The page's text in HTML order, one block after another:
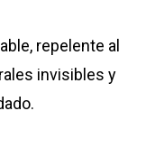
repelente al
invisibles y